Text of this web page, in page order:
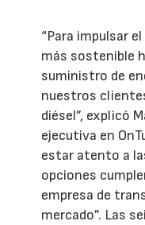
“Para impulsar
más sostenible
suministro de
nuestros
diésel”, explicó
ejecutiva en
estar atento a
opciones
empresa de
mercado”. Las